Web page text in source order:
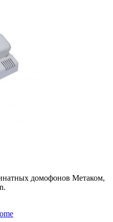
домофонов Метаком,